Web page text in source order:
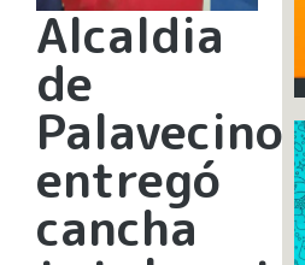
Alcaldia
de
Palavecino
entregó
cancha